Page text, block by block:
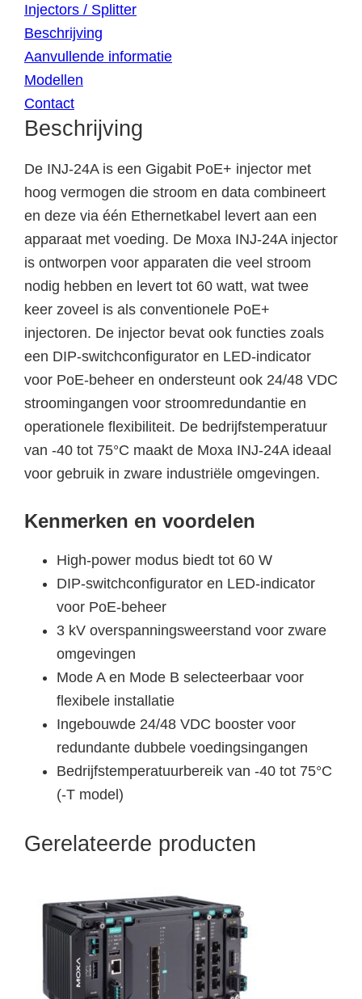
Injectors / Splitter
Beschrijving
Aanvullende informatie
Modellen
Contact
Beschrijving
De INJ-24A is een Gigabit PoE+ injector met
hoog vermogen die stroom en data combineert
en deze via één Ethernetkabel levert aan een
apparaat met voeding. De Moxa INJ-24A injector
is ontworpen voor apparaten die veel stroom
nodig hebben en levert tot 60 watt, wat twee
keer zoveel is als conventionele PoE+
injectoren. De injector bevat ook functies zoals
een DIP-switchconfigurator en LED-indicator
voor PoE-beheer en ondersteunt ook 24/48 VDC
stroomingangen voor stroomredundantie en
operationele flexibiliteit. De bedrijfstemperatuur
van -40 tot 75°C maakt de Moxa INJ-24A ideaal
voor gebruik in zware industriële omgevingen.
Kenmerken en voordelen
High-power modus biedt tot 60 W
DIP-switchconfigurator en LED-indicator
voor PoE-beheer
3 kV overspanningsweerstand voor zware
omgevingen
Mode A en Mode B selecteerbaar voor
flexibele installatie
Ingebouwde 24/48 VDC booster voor
redundante dubbele voedingsingangen
Bedrijfstemperatuurbereik van -40 tot 75°C
(-T model)
Gerelateerde producten